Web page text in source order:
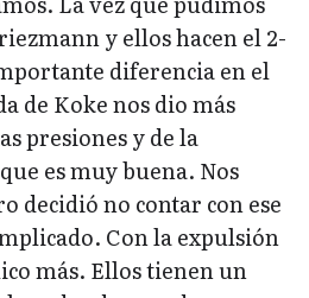
y ellos hacen el 2-
diferencia en el
de Koke nos dio más
presiones y de la
es muy buena. Nos
decidió no contar con ese
Con la expulsión
más. Ellos tienen un